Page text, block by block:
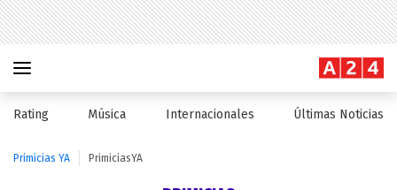
Rating Música Internacionales Últimas Noticias
Primicias YA PrimiciasYA